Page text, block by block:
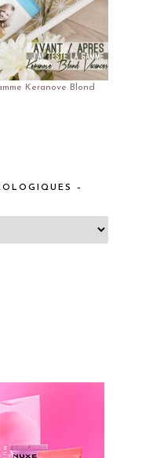
Keranove Blond
–